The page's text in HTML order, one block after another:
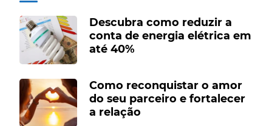
Descubra como reduzir a
conta de energia elétrica em
até 40%
Como reconquistar o amor
do seu parceiro e fortalecer
a relação